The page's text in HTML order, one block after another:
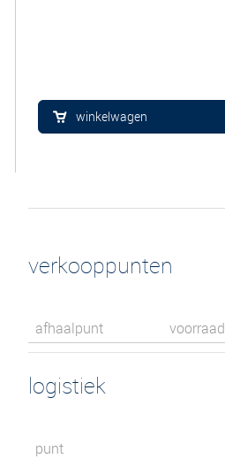
winkelwagen
verkooppunten
afhaalpunt voorraad
logistiek
punt